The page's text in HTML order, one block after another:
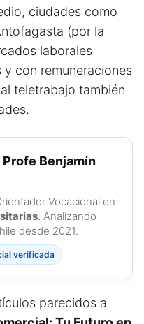
ciudades como
(por la
laborales
con remuneraciones
teletrabajo también
Benjamín
Vocacional en
. Analizando
desde 2021.
verificada
parecidos a